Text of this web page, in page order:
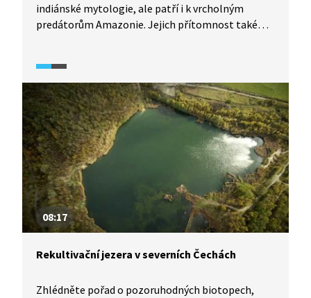
indiánské mytologie, ale patří i k vrcholným
predátorům Amazonie. Jejich přítomnost také
členové nám v následující reportáži představí, jak
s těmito pozoruhodnými dravci pracují.
08:17
Rekultivační jezera v severních Čechách
Zhlédněte pořad o pozoruhodných biotopech,